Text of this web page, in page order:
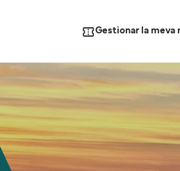
Gestionar la meva